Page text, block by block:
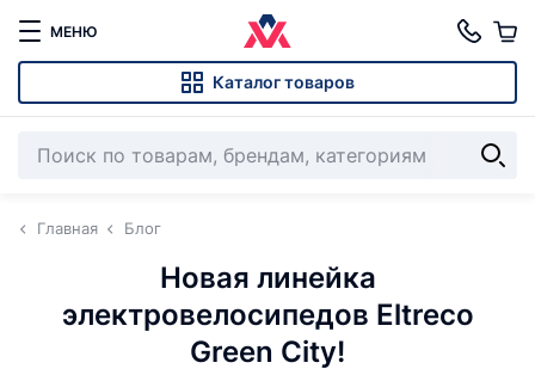
МЕНЮ
Каталог товаров
Главная Блог
Новая линейка
электровелосипедов Eltreco
Green City!